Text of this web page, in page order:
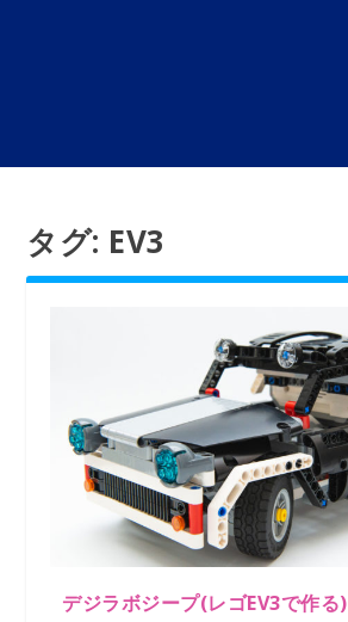
タグ: EV3
デジラボジープ(レゴEV3で作る)